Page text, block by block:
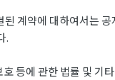
계약에 대하여서는
.
등에 관한 법률 및 기